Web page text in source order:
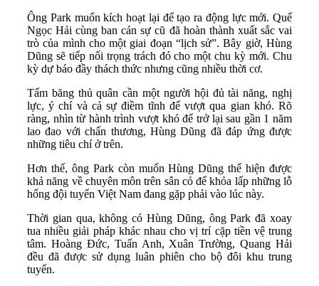
Ông Park muốn kích hoạt lại để tạo ra động lực mới. Quế
Ngọc Hải cùng ban cán sự cũ đã hoàn thành xuất sắc vai
trò của mình cho một giai đoạn “lịch sử”. Bây giờ, Hùng
Dũng sẽ tiếp nối trọng trách đó cho một chu kỳ mới. Chu
kỳ dự báo đầy thách thức nhưng cũng nhiều thời cơ.
Tấm băng thủ quân cần một người hội đủ tài năng, nghị
lực, ý chí và cả sự điềm tĩnh để vượt qua gian khó. Rõ
ràng, nhìn từ hành trình vượt khó để trở lại sau gần 1 năm
lao đao với chấn thương, Hùng Dũng đã đáp ứng được
những tiêu chí ở trên.
Hơn thế, ông Park còn muốn Hùng Dũng thể hiện được
khả năng về chuyên môn trên sân cỏ để khỏa lấp những lỗ
hổng đội tuyển Việt Nam đang gặp phải vào lúc này.
Thời gian qua, không có Hùng Dũng, ông Park đã xoay
tua nhiều giải pháp khác nhau cho vị trí cặp tiền vệ trung
tâm. Hoàng Đức, Tuấn Anh, Xuân Trường, Quang Hải
đều đã được sử dụng luân phiên cho bộ đôi khu trung
tuyến.